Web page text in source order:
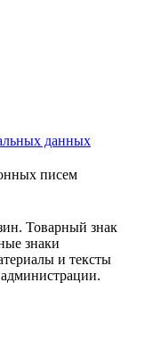
данных
писем
Товарный знак
знаки
и тексты